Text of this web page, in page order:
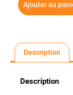
Ajouter au
Description
Description